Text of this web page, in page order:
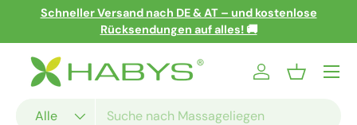
Direkt zum Inhalt
Schneller Versand nach DE & AT – und
Rücksendungen auf alles! 🚚
Alle
Einloggen
Menü